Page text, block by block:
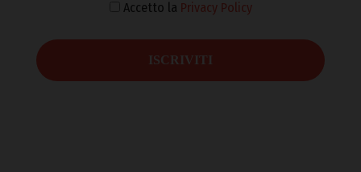
Accetto la Privacy Policy